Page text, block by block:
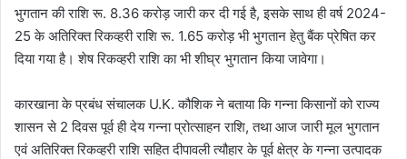
भुगतान की राशि रू. 8.36 करोड़ जारी कर दी गई है, इसके साथ ही वर्ष 2024-
25 के अतिरिक्त रिकव्हरी राशि रू. 1.65 करोड़ भी भुगतान हेतु बैंक प्रेषित कर
दिया गया है। शेष रिकव्हरी राशि का भी शीघ्र भुगतान किया जावेगा।
कारखाना के प्रबंध संचालक U.K. कौशिक ने बताया कि गन्ना किसानों को राज्य
शासन से 2 दिवस पूर्व ही देय गन्ना प्रोत्साहन राशि, तथा आज जारी मूल भुगतान
एवं अतिरिक्त रिकव्हरी राशि सहित दीपावली त्यौहार के पूर्व क्षेत्र के गन्ना उत्पादक